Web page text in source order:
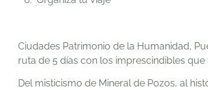
Ciudades Patrimonio de la Humanidad,
ruta de 5 días con los imprescindibles
Del misticismo de Mineral de Pozos, al